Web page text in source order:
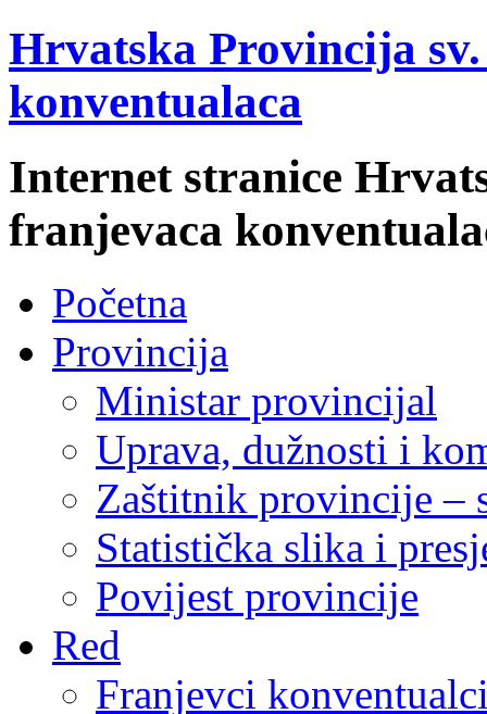
Hrvatska Provincija
konventualaca
Internet stranice
franjevaca
Početna
Provincija
Ministar provincijal
Uprava, dužnosti i
Zaštitnik provincije –
Statistička slika i
Povijest provincije
Red
Franjevci